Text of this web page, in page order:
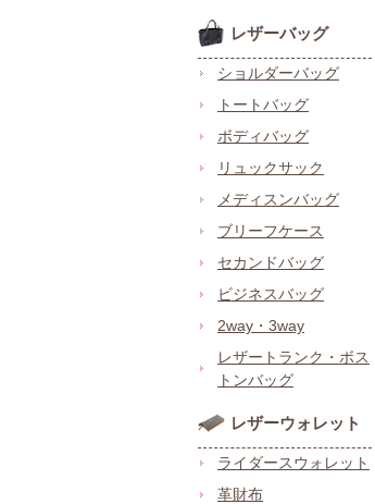
レザーバッグ
ショルダーバッグ
トートバッグ
ボディバッグ
リュックサック
メディスンバッグ
ブリーフケース
セカンドバッグ
ビジネスバッグ
2way・3way
レザートランク・ボス
トンバッグ
レザーウォレット
ライダースウォレット
革財布